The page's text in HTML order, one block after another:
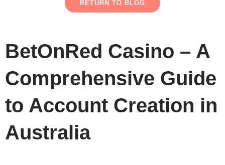
RETURN TO BLOG
BetOnRed Casino – A
Comprehensive Guide
to Account Creation in
Australia